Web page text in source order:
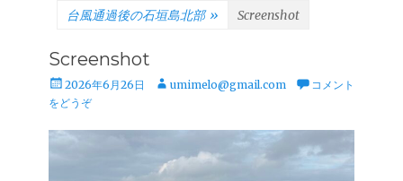
台風通過後の石垣島北部 » Screenshot
Screenshot
投
稿
2026年6月26日
投 umimelo@gmail.com
コメント
をどうぞ